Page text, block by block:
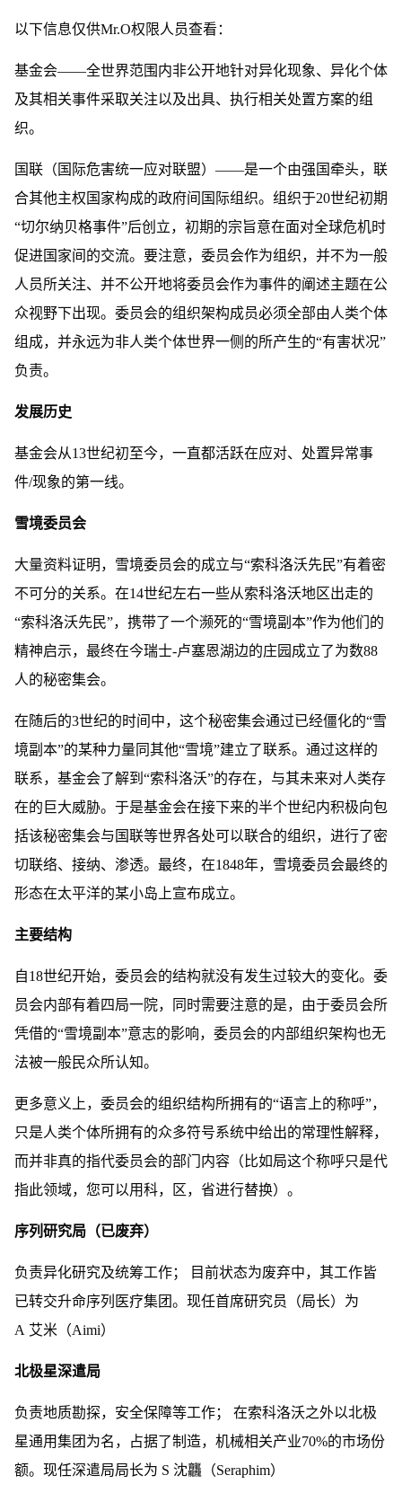
以下信息仅供Mr.O权限人员查看：
基金会——全世界范围内非公开地针对异化现象、异化个体
及其相关事件采取关注以及出具、执行相关处置方案的组
织。
国联（国际危害统一应对联盟）——是一个由强国牵头，联
合其他主权国家构成的政府间国际组织。组织于20世纪初期
“切尔纳贝格事件”后创立，初期的宗旨意在面对全球危机时
促进国家间的交流。要注意，委员会作为组织，并不为一般
人员所关注、并不公开地将委员会作为事件的阐述主题在公
众视野下出现。委员会的组织架构成员必须全部由人类个体
组成，并永远为非人类个体世界一侧的所产生的“有害状况”
负责。
发展历史
基金会从13世纪初至今，一直都活跃在应对、处置异常事
件/现象的第一线。
雪境委员会
大量资料证明，雪境委员会的成立与“索科洛沃先民”有着密
不可分的关系。在14世纪左右一些从索科洛沃地区出走的
“索科洛沃先民”，携带了一个濒死的“雪境副本”作为他们的
精神启示，最终在今瑞士-卢塞恩湖边的庄园成立了为数88
人的秘密集会。
在随后的3世纪的时间中，这个秘密集会通过已经僵化的“雪
境副本”的某种力量同其他“雪境”建立了联系。通过这样的
联系，基金会了解到“索科洛沃”的存在，与其未来对人类存
在的巨大威胁。于是基金会在接下来的半个世纪内积极向包
括该秘密集会与国联等世界各处可以联合的组织，进行了密
切联络、接纳、渗透。最终，在1848年，雪境委员会最终的
形态在太平洋的某小岛上宣布成立。
主要结构
自18世纪开始，委员会的结构就没有发生过较大的变化。委
员会内部有着四局一院，同时需要注意的是，由于委员会所
凭借的“雪境副本”意志的影响，委员会的内部组织架构也无
法被一般民众所认知。
更多意义上，委员会的组织结构所拥有的“语言上的称呼”，
只是人类个体所拥有的众多符号系统中给出的常理性解释，
而并非真的指代委员会的部门内容（比如局这个称呼只是代
指此领域，您可以用科，区，省进行替换）。
序列研究局（已废弃）
负责异化研究及统筹工作； 目前状态为废弃中，其工作皆
已转交升命序列医疗集团。现任首席研究员（局长）为
A 艾米（Aimi）
北极星深遣局
负责地质勘探，安全保障等工作； 在索科洛沃之外以北极
星通用集团为名，占据了制造，机械相关产业70%的市场份
额。现任深遣局局长为 S 沈龘（Seraphim）